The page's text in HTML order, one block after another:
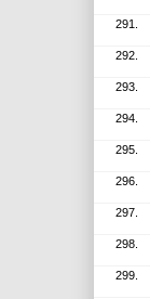
291.
292.
293.
294.
295.
296.
297.
298.
299.